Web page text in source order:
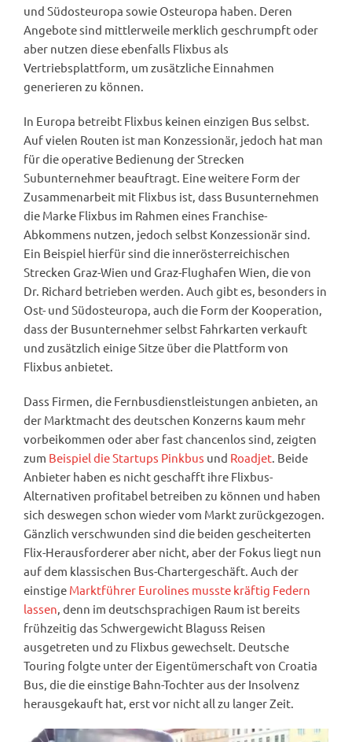
und Südosteuropa sowie Osteuropa haben. Deren
Angebote sind mittlerweile merklich geschrumpft oder
aber nutzen diese ebenfalls Flixbus als
Vertriebsplattform, um zusätzliche Einnahmen
generieren zu können.
In Europa betreibt Flixbus keinen einzigen Bus selbst.
Auf vielen Routen ist man Konzessionär, jedoch hat man
für die operative Bedienung der Strecken
Subunternehmer beauftragt. Eine weitere Form der
Zusammenarbeit mit Flixbus ist, dass Busunternehmen
die Marke Flixbus im Rahmen eines Franchise-
Abkommens nutzen, jedoch selbst Konzessionär sind.
Ein Beispiel hierfür sind die innerösterreichischen
Strecken Graz-Wien und Graz-Flughafen Wien, die von
Dr. Richard betrieben werden. Auch gibt es, besonders in
Ost- und Südosteuropa, auch die Form der Kooperation,
dass der Busunternehmer selbst Fahrkarten verkauft
und zusätzlich einige Sitze über die Plattform von
Flixbus anbietet.
Dass Firmen, die Fernbusdienstleistungen anbieten, an
der Marktmacht des deutschen Konzerns kaum mehr
vorbeikommen oder aber fast chancenlos sind, zeigten
zum Beispiel die Startups Pinkbus und Roadjet. Beide
Anbieter haben es nicht geschafft ihre Flixbus-
Alternativen profitabel betreiben zu können und haben
sich deswegen schon wieder vom Markt zurückgezogen.
Gänzlich verschwunden sind die beiden gescheiterten
Flix-Herausforderer aber nicht, aber der Fokus liegt nun
auf dem klassischen Bus-Chartergeschäft. Auch der
einstige Marktführer Eurolines musste kräftig Federn
lassen, denn im deutschsprachigen Raum ist bereits
frühzeitig das Schwergewicht Blaguss Reisen
ausgetreten und zu Flixbus gewechselt. Deutsche
Touring folgte unter der Eigentümerschaft von Croatia
Bus, die die einstige Bahn-Tochter aus der Insolvenz
herausgekauft hat, erst vor nicht all zu langer Zeit.